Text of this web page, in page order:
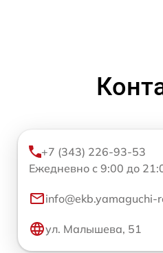
+7 (343) 226-93-53
Ежедневно с 9:00 до
info@ekb.yamaguchi-
ул. Малышева, 51